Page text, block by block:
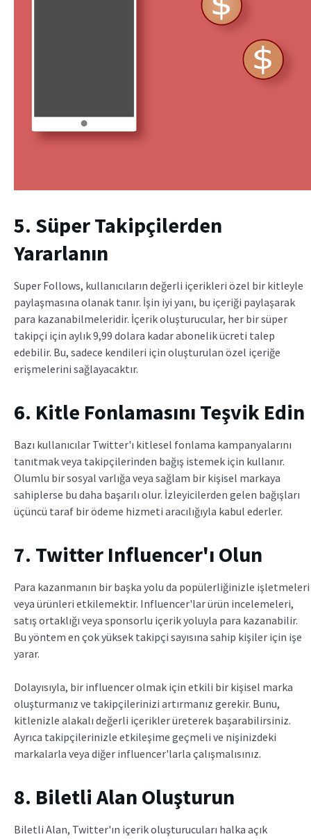
5. Süper Takipçilerden
Yararlanın
Super Follows, kullanıcıların değerli içerikleri özel bir kitleyle
paylaşmasına olanak tanır. İşin iyi yanı, bu içeriği paylaşarak
para kazanabilmeleridir. İçerik oluşturucular, her bir süper
takipçi için aylık 9,99 dolara kadar abonelik ücreti talep
edebilir. Bu, sadece kendileri için oluşturulan özel içeriğe
erişmelerini sağlayacaktır.
6. Kitle Fonlamasını Teşvik Edin
Bazı kullanıcılar Twitter'ı kitlesel fonlama kampanyalarını
tanıtmak veya takipçilerinden bağış istemek için kullanır.
Olumlu bir sosyal varlığa veya sağlam bir kişisel markaya
sahiplerse bu daha başarılı olur. İzleyicilerden gelen bağışları
üçüncü taraf bir ödeme hizmeti aracılığıyla kabul ederler.
7. Twitter Influencer'ı Olun
Para kazanmanın bir başka yolu da popülerliğinizle işletmeleri
veya ürünleri etkilemektir. Influencer'lar ürün incelemeleri,
satış ortaklığı veya sponsorlu içerik yoluyla para kazanabilir.
Bu yöntem en çok yüksek takipçi sayısına sahip kişiler için işe
yarar.
Dolayısıyla, bir influencer olmak için etkili bir kişisel marka
oluşturmanız ve takipçilerinizi artırmanız gerekir. Bunu,
kitlenizle alakalı değerli içerikler üreterek başarabilirsiniz.
Ayrıca takipçilerinizle etkileşime geçmeli ve nişinizdeki
markalarla veya diğer influencer'larla çalışmalısınız.
8. Biletli Alan Oluşturun
Biletli Alan, Twitter'ın içerik oluşturucuları halka açık